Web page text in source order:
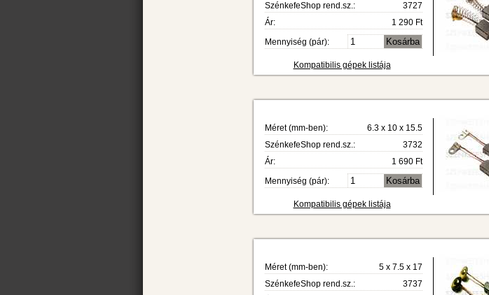
SzénkefeShop rend.sz.:
3727
Ár:
1 290 Ft
Mennyiség (pár):
Kompatibilis gépek listája
Méret (mm-ben):
6.3 x 10 x 15.5
SzénkefeShop rend.sz.:
3732
Ár:
1 690 Ft
Mennyiség (pár):
Kompatibilis gépek listája
Méret (mm-ben):
5 x 7.5 x 17
SzénkefeShop rend.sz.:
3737